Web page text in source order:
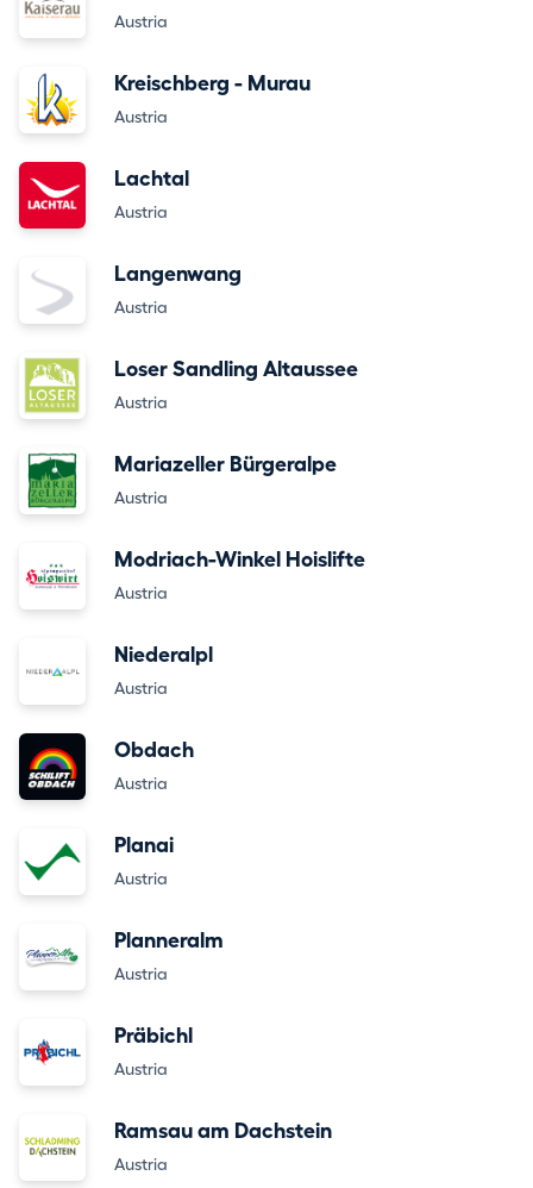
Austria
Kreischberg - Murau
Austria
Lachtal
Austria
Langenwang
Austria
Loser Sandling Altaussee
Austria
Mariazeller Bürgeralpe
Austria
Modriach-Winkel Hoislifte
Austria
Niederalpl
Austria
Obdach
Austria
Planai
Austria
Planneralm
Austria
Präbichl
Austria
Ramsau am Dachstein
Austria